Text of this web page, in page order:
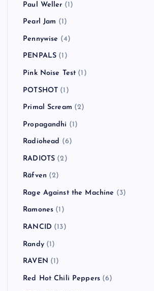
Paul Weller (1)
Pearl Jam (1)
Pennywise (4)
PENPALS (1)
Pink Noise Test (1)
POTSHOT (1)
Primal Scream (2)
Propagandhi (1)
Radiohead (6)
RADIOTS (2)
Räfven (2)
Rage Against the Machine (3)
Ramones (1)
RANCID (13)
Randy(1)
RAVEN (1)
Red Hot Chili Peppers (6)